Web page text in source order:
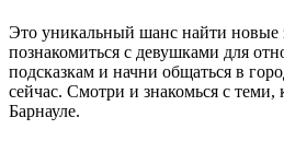
Это уникальный шанс найти новые
познакомиться с девушками для
подсказкам и начни общаться в
сейчас. Смотри и знакомься с теми,
Барнауле.